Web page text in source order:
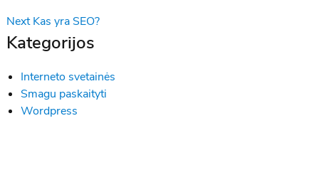
Navigacija
tarp
įrašų
Next Next
post:
Kas yra SEO?
Kategorijos
Interneto svetainės
Smagu paskaityti
Wordpress